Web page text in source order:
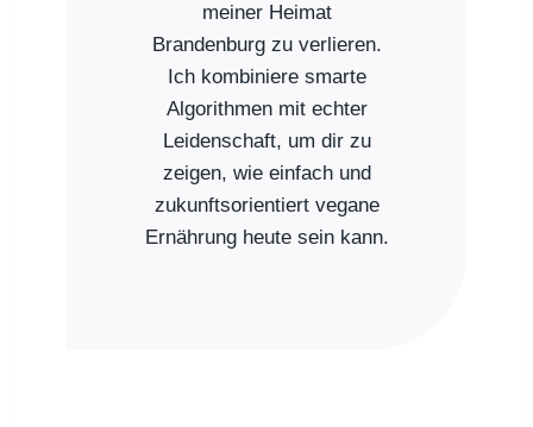
meiner Heimat
Brandenburg zu verlieren.
Ich kombiniere smarte
Algorithmen mit echter
Leidenschaft, um dir zu
zeigen, wie einfach und
zukunftsorientiert vegane
Ernährung heute sein kann.